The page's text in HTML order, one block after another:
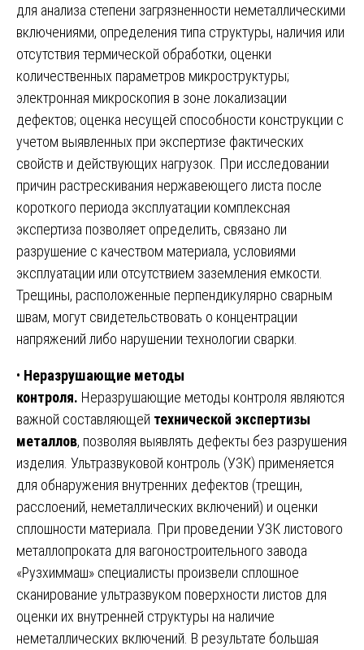
для анализа степени загрязненности неметаллическими
включениями, определения типа структуры, наличия или
отсутствия термической обработки, оценки
количественных параметров микроструктуры;
электронная микроскопия в зоне локализации
дефектов; оценка несущей способности конструкции с
учетом выявленных при экспертизе фактических
свойств и действующих нагрузок. При исследовании
причин растрескивания нержавеющего листа после
короткого периода эксплуатации комплексная
экспертиза позволяет определить, связано ли
разрушение с качеством материала, условиями
эксплуатации или отсутствием заземления емкости.
Трещины, расположенные перпендикулярно сварным
швам, могут свидетельствовать о концентрации
напряжений либо нарушении технологии сварки.
• Неразрушающие методы
контроля. Неразрушающие методы контроля являются
важной составляющей технической экспертизы
металлов, позволяя выявлять дефекты без разрушения
изделия. Ультразвуковой контроль (УЗК) применяется
для обнаружения внутренних дефектов (трещин,
расслоений, неметаллических включений) и оценки
сплошности материала. При проведении УЗК листового
металлопроката для вагоностроительного завода
«Рузхиммаш» специалисты произвели сплошное
сканирование ультразвуком поверхности листов для
оценки их внутренней структуры на наличие
неметаллических включений. В результате большая